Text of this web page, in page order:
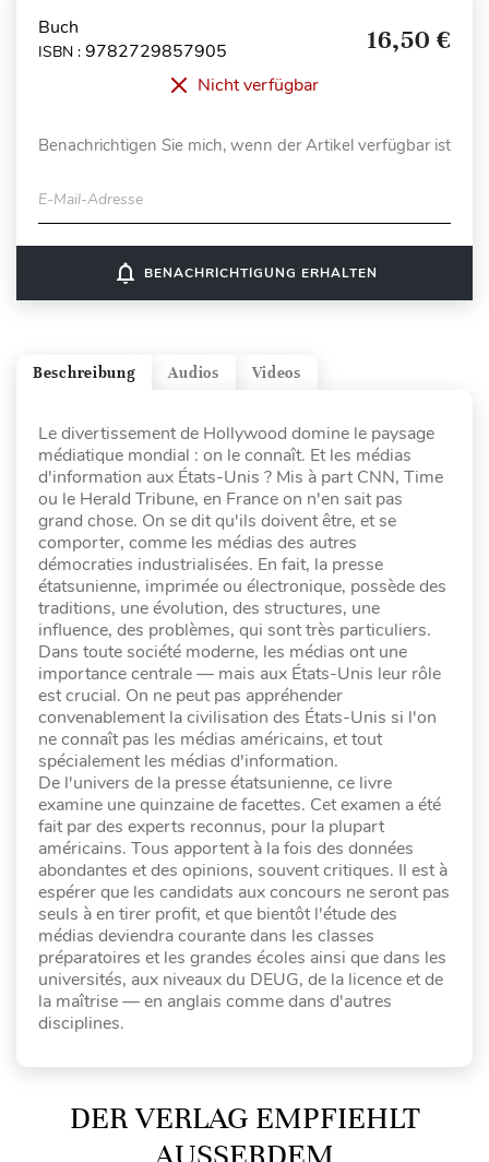
Buch
ISBN : 9782729857905 16,50 €
Nicht verfügbar
Benachrichtigen Sie mich, wenn der Artikel verfügbar ist
E-Mail-Adresse
notifications_none BENACHRICHTIGUNG ERHALTEN
Videos
Audios
Beschreibung
Le divertissement de Hollywood domine le paysage
médiatique mondial : on le connaît. Et les médias
d'information aux États-Unis ? Mis à part CNN, Time
ou le Herald Tribune, en France on n'en sait pas
grand chose. On se dit qu'ils doivent être, et se
comporter, comme les médias des autres
démocraties industrialisées. En fait, la presse
étatsunienne, imprimée ou électronique, possède des
traditions, une évolution, des structures, une
influence, des problèmes, qui sont très particuliers.
Dans toute société moderne, les médias ont une
importance centrale — mais aux États-Unis leur rôle
est crucial. On ne peut pas appréhender
convenablement la civilisation des États-Unis si l'on
ne connaît pas les médias américains, et tout
spécialement les médias d'information.
De l'univers de la presse étatsunienne, ce livre
examine une quinzaine de facettes. Cet examen a été
fait par des experts reconnus, pour la plupart
américains. Tous apportent à la fois des données
abondantes et des opinions, souvent critiques. Il est à
espérer que les candidats aux concours ne seront pas
seuls à en tirer profit, et que bientôt l'étude des
médias deviendra courante dans les classes
préparatoires et les grandes écoles ainsi que dans les
universités, aux niveaux du DEUG, de la licence et de
la maîtrise — en anglais comme dans d'autres
disciplines.
DER VERLAG EMPFIEHLT